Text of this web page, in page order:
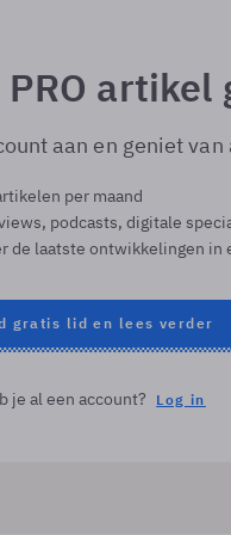
artikel
aan en geniet
per maand
podcasts, digitale
de laatste ontwikkelingen in
gratis lid en lees verder
je al een account? Log in